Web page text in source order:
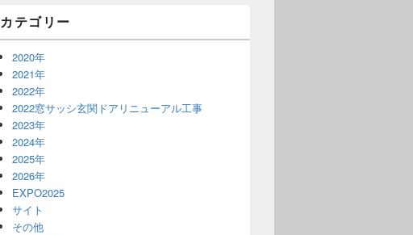
カテゴリー
2020年
2021年
2022年
2022窓サッシ玄関ドアリニューアル工事
2023年
2024年
2025年
2026年
EXPO2025
サイト
その他